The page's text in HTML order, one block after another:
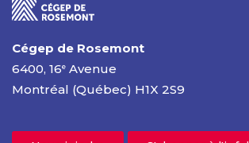
Cégep de Rosemont
6400, 16e Avenue
Montréal (Québec) H1X 2S9